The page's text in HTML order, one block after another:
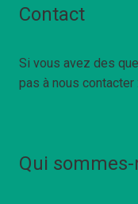
Contact
Si vous avez des
pas à nous
Qui